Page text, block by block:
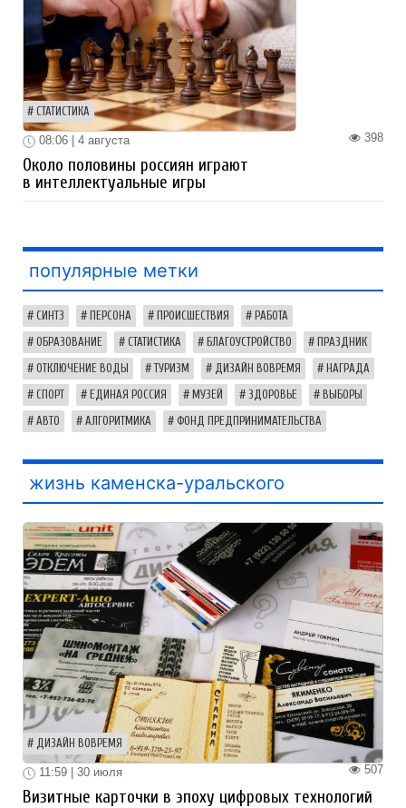
СТАТИСТИКА
398
08:06 | 4 августа
Около половины россиян играют
в интеллектуальные игры
популярные метки
СИНТЗ ПЕРСОНА ПРОИСШЕСТВИЯ РАБОТА
ОБРАЗОВАНИЕ СТАТИСТИКА БЛАГОУСТРОЙСТВО ПРАЗДНИК
ОТКЛЮЧЕНИЕ ВОДЫ ТУРИЗМ ДИЗАЙН ВОВРЕМЯ НАГРАДА
СПОРТ ЕДИНАЯ РОССИЯ МУЗЕЙ ЗДОРОВЬЕ ВЫБОРЫ
АВТО АЛГОРИТМИКА ФОНД ПРЕДПРИНИМАТЕЛЬСТВА
жизнь каменска-уральского
ДИЗАЙН ВОВРЕМЯ
507
11:59 | 30 июля
Визитные карточки в эпоху цифровых технологий